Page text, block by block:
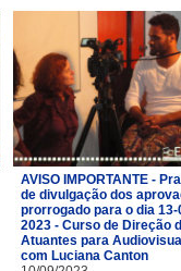
AVISO IMPORTANTE -
de divulgação dos
prorrogado para o dia 13-
2023 - Curso de Direção
Atuantes para
com Luciana Canton